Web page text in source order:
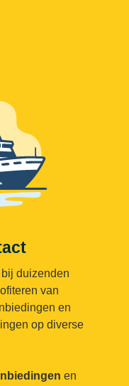
duizenden
van
en
op diverse
en